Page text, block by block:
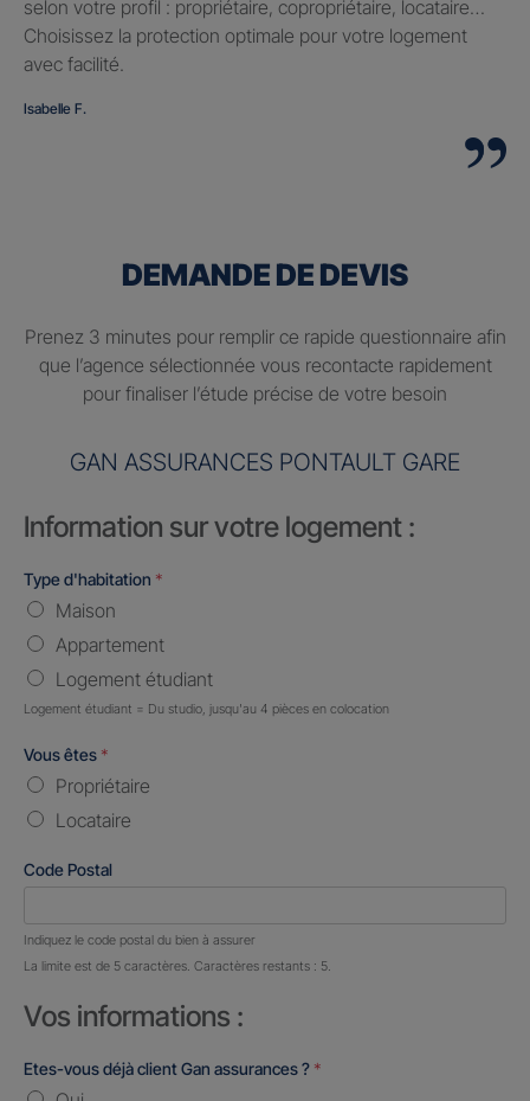
selon votre profil : propriétaire, copropriétaire, locataire…
Choisissez la protection optimale pour votre logement
avec facilité.
Isabelle F.
DEMANDE DE DEVIS
Prenez 3 minutes pour remplir ce rapide questionnaire afin
que l’agence sélectionnée vous recontacte rapidement
pour finaliser l’étude précise de votre besoin
GAN ASSURANCES PONTAULT GARE
Information sur votre logement :
Type d'habitation *
Maison
Appartement
Logement étudiant
Logement étudiant = Du studio, jusqu'au 4 pièces en colocation
Vous êtes *
Propriétaire
Locataire
Code Postal
Nombre de caractères restants :
Indiquez le code postal du bien à assurer
La limite est de 5 caractères. Caractères restants : 5.
Vos informations :
Etes-vous déjà client Gan assurances ? *